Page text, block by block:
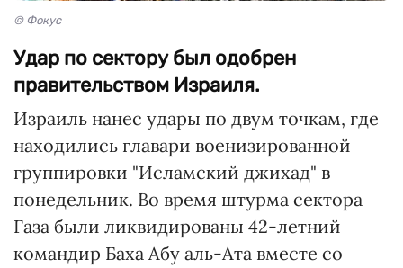
© Фокус
Удар по сектору был одобрен
правительством Израиля.
Израиль нанес удары по двум точкам, где
находились главари военизированной
группировки "Исламский джихад" в
понедельник. Во время штурма сектора
Газа были ликвидированы 42-летний
командир Баха Абу аль-Ата вместе со